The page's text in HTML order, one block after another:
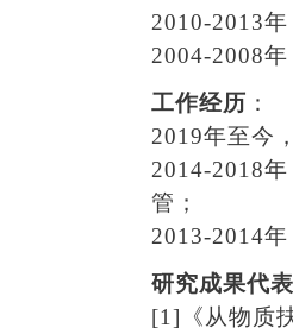
2010-2013
2004-2008
工作经历 ：
2019年至今
2014-2018
管；
2013-2014
研究成果代
[1]《从物质